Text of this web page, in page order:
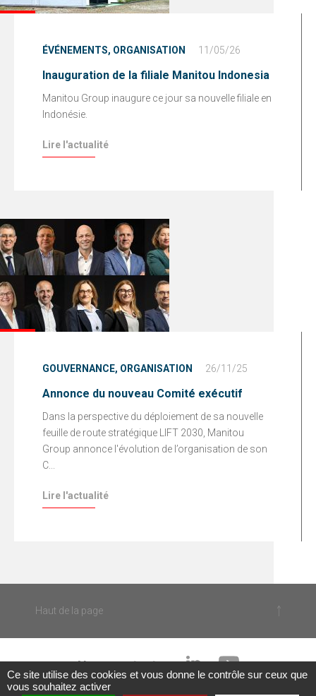
ÉVÉNEMENTS, ORGANISATION 11/05/26
Inauguration de la filiale Manitou Indonesia
Manitou Group inaugure ce jour sa nouvelle filiale en
Indonésie.
Lire l'actualité
GOUVERNANCE, ORGANISATION 26/11/25
Annonce du nouveau Comité exécutif
Dans la perspective du déploiement de sa nouvelle
feuille de route stratégique LIFT 2030, Manitou
Group annonce l'évolution de l’organisation de son
C...
Lire l'actualité
Haut de la page
Nous contacter
Ce site utilise des cookies et vous donne le contrôle sur ceux que
vous souhaitez activer